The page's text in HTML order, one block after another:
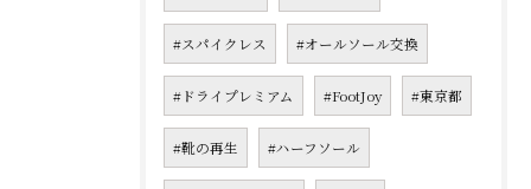
#スパイクレス #オールソール交換
#ドライプレミアム #FootJoy #東京都
#靴の再生 #ハーフソール